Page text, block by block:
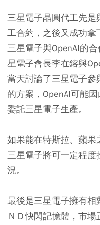
三星電子晶圓代工先
工合約，之後又成功拿
三星電子與OpenAI的
星電子會長李在鎔與
當天討論了三星電子參
的方案，OpenAI可能
委託三星電子生產。
如果能在特斯拉、蘋果
三星電子將可一定程
況。
最後是三星電子擁有相
ＮＤ快閃記憶體，市